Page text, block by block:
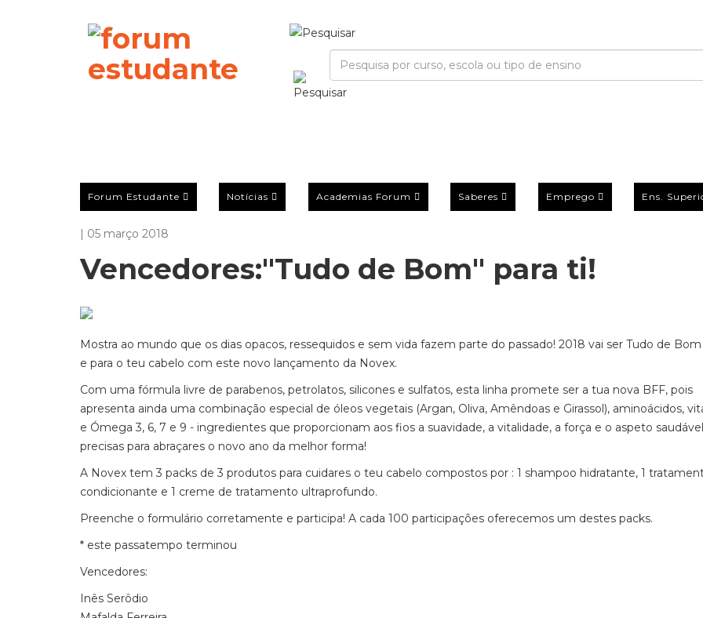
Forum Estudante Notícias Academias Forum Saberes Emprego Ens.
| 05 março 2018
Vencedores:"Tudo de Bom" para ti!
Mostra ao mundo que os dias opacos, ressequidos e sem vida fazem parte do passado! 2018 vai ser Tudo de Bom
e para o teu cabelo com este novo lançamento da Novex.
Com uma fórmula livre de parabenos, petrolatos, silicones e sulfatos, esta linha promete ser a tua nova BFF, pois
apresenta ainda uma combinação especial de óleos vegetais (Argan, Oliva, Amêndoas e Girassol), aminoácidos,
e Ómega 3, 6, 7 e 9 - ingredientes que proporcionam aos fios a suavidade, a vitalidade, a força e o aspeto
precisas para abraçares o novo ano da melhor forma!
A Novex tem 3 packs de 3 produtos para cuidares o teu cabelo compostos por : 1 shampoo hidratante, 1
condicionante e 1 creme de tratamento ultraprofundo.
Preenche o formulário corretamente e participa! A cada 100 participações oferecemos um destes packs.
* este passatempo terminou
Vencedores:
Inês Serôdio